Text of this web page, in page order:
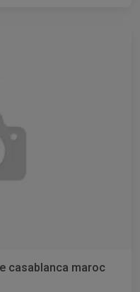
casablanca maroc